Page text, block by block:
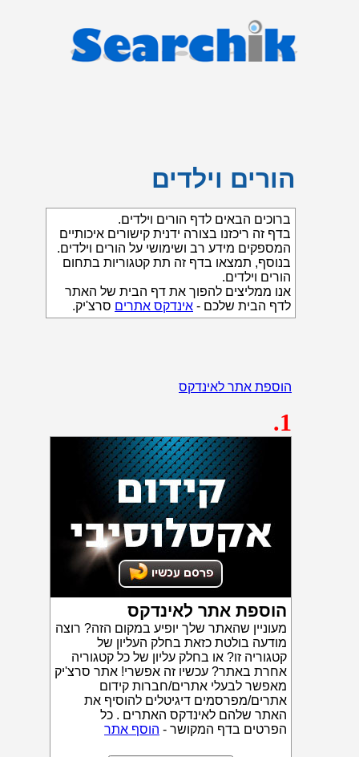
הורים וילדים
ברוכים הבאים לדף הורים וילדים.
בדף זה ריכזנו בצורה ידנית קישורים איכותיים
המספקים מידע רב ושימושי על הורים וילדים.
בנוסף, תמצאו בדף זה תת קטגוריות בתחום
הורים וילדים.
אנו ממליצים להפוך את דף הבית של האתר
לדף הבית שלכם - אינדקס אתרים סרצ'יק.
הוספת אתר לאינדקס
.1
הוספת אתר לאינדקס
מעוניין שהאתר שלך יופיע במקום הזה? רוצה
מודעה בולטת כזאת בחלק העליון של
קטגוריה זו? או בחלק עליון של כל קטגוריה
אחרת באתר? עכשיו זה אפשרי! אתר סרצ'יק
מאפשר לבעלי אתרים/חברות קידום
אתרים/מפרסמים דיגיטלים להוסיף את
האתר שלהם לאינדקס האתרים . כל
הפרטים בדף המקושר - הוסף אתר